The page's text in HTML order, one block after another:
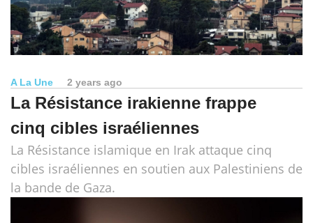
A La Une 2 years ago
La Résistance irakienne frappe
cinq cibles israéliennes
La Résistance islamique en Irak attaque cinq
cibles israéliennes en soutien aux Palestiniens de
la bande de Gaza.